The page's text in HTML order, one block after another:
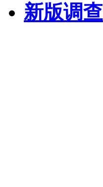
新版调查